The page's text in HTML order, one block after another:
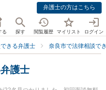
弁護士の方はこちら
る 探す 閲覧履歴 マイリスト ログイン
きる弁護士 奈良市で法律相談で
護士